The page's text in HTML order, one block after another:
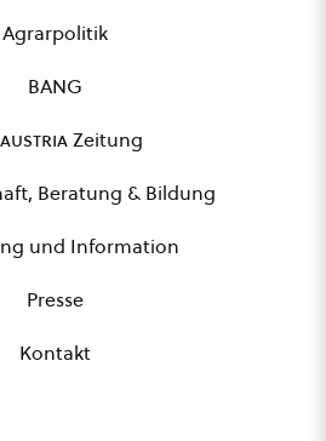
Agrarpolitik
BANG
Zeitung
Beratung & Bildung
und Information
Presse
Kontakt